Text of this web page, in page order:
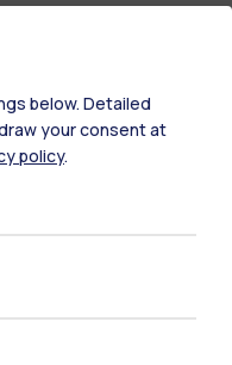
below. Detailed
your consent at
policy.